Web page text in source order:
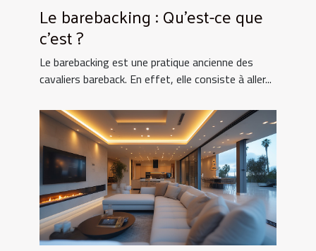
Le barebacking : Qu’est-ce que
c’est ?
Le barebacking est une pratique ancienne des
cavaliers bareback. En effet, elle consiste à aller...